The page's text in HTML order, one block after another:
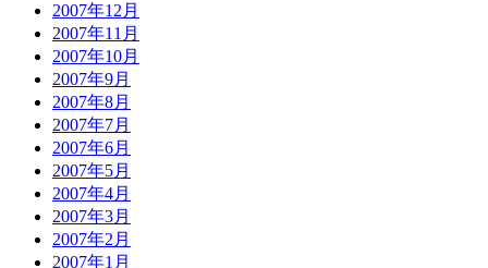
2007年12月
2007年11月
2007年10月
2007年9月
2007年8月
2007年7月
2007年6月
2007年5月
2007年4月
2007年3月
2007年2月
2007年1月